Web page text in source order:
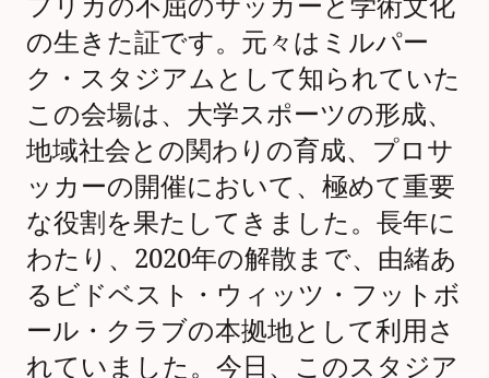
の生きた証です。元々はミルパー
ク・スタジアムとして知られていた
この会場は、大学スポーツの形成、
地域社会との関わりの育成、プロサ
ッカーの開催において、極めて重要
な役割を果たしてきました。長年に
わたり、2020年の解散まで、由緒あ
るビドベスト・ウィッツ・フットボ
ール・クラブの本拠地として利用さ
れていました。今日、このスタジア